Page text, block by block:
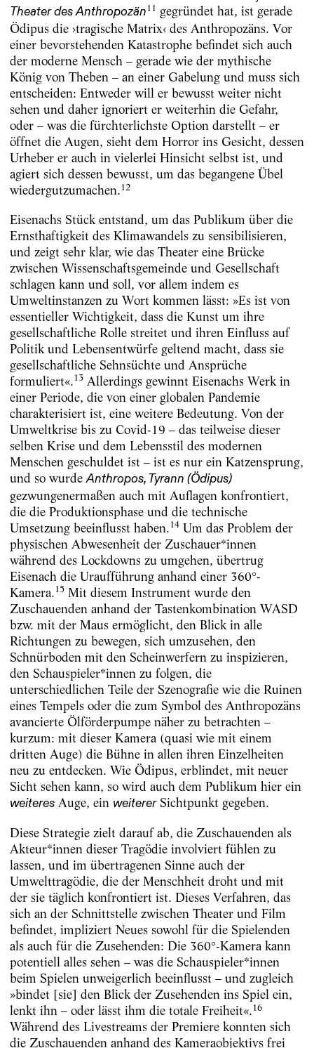
Theater des Anthropozän11 gegründet hat, ist gerade
Ödipus die ›tragische Matrix‹ des Anthropozäns. Vor
einer bevorstehenden Katastrophe befindet sich auch
der moderne Mensch – gerade wie der mythische
König von Theben – an einer Gabelung und muss sich
entscheiden: Entweder will er bewusst weiter nicht
sehen und daher ignoriert er weiterhin die Gefahr,
oder – was die fürchterlichste Option darstellt – er
öffnet die Augen, sieht dem Horror ins Gesicht, dessen
Urheber er auch in vielerlei Hinsicht selbst ist, und
agiert sich dessen bewusst, um das begangene Übel
wiedergutzumachen.12
Eisenachs Stück entstand, um das Publikum über die
Ernsthaftigkeit des Klimawandels zu sensibilisieren,
und zeigt sehr klar, wie das Theater eine Brücke
zwischen Wissenschaftsgemeinde und Gesellschaft
schlagen kann und soll, vor allem indem es
Umweltinstanzen zu Wort kommen lässt: »Es ist von
essentieller Wichtigkeit, dass die Kunst um ihre
gesellschaftliche Rolle streitet und ihren Einfluss auf
Politik und Lebensentwürfe geltend macht, dass sie
gesellschaftliche Sehnsüchte und Ansprüche
formuliert«.13Allerdings gewinnt Eisenachs Werk in
einer Periode, die von einer globalen Pandemie
charakterisiert ist, eine weitere Bedeutung. Von der
Umweltkrise bis zu Covid-19 – das teilweise dieser
selben Krise und dem Lebensstil des modernen
Menschen geschuldet ist – ist es nur ein Katzensprung,
und so wurde Anthropos, Tyrann (Ödipus)
gezwungenermaßen auch mit Auflagen konfrontiert,
die die Produktionsphase und die technische
Umsetzung beeinflusst haben.14Um das Problem der
physischen Abwesenheit der Zuschauer*innen
während des Lockdowns zu umgehen, übertrug
Eisenach die Uraufführung anhand einer 360°-
Kamera.15Mit diesem Instrument wurde den
Zuschauenden anhand der Tastenkombination WASD
bzw. mit der Maus ermöglicht, den Blick in alle
Richtungen zu bewegen, sich umzusehen, den
Schnürboden mit den Scheinwerfern zu inspizieren,
den Schauspieler*innen zu folgen, die
unterschiedlichen Teile der Szenografie wie die Ruinen
eines Tempels oder die zum Symbol des Anthropozäns
avancierte Ölförderpumpe näher zu betrachten –
kurzum: mit dieser Kamera (quasi wie mit einem
dritten Auge) die Bühne in allen ihren Einzelheiten
neu zu entdecken. Wie Ödipus, erblindet, mit neuer
Sicht sehen kann, so wird auch dem Publikum hier ein
weiteresAuge, ein weitererSichtpunkt gegeben.
Diese Strategie zielt darauf ab, die Zuschauenden als
Akteur*innen dieser Tragödie involviert fühlen zu
lassen, und im übertragenen Sinne auch der
Umwelttragödie, die der Menschheit droht und mit
der sie täglich konfrontiert ist. Dieses Verfahren, das
sich an der Schnittstelle zwischen Theater und Film
befindet, impliziert Neues sowohl für die Spielenden
als auch für die Zusehenden: Die 360°-Kamera kann
potentiell alles sehen – was die Schauspieler*innen
beim Spielen unweigerlich beeinflusst – und zugleich
»bindet [sie] den Blick der Zusehenden ins Spiel ein,
lenkt ihn – oder lässt ihm die totale Freiheit«.16
Während des Livestreams der Premiere konnten sich
die Zuschauenden anhand des Kameraobjektivs frei